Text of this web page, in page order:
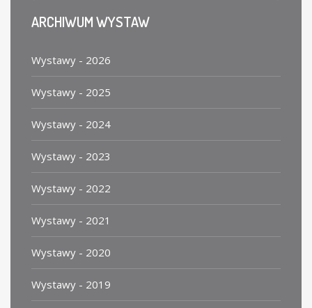
ARCHIWUMWYSTAW
Wystawy - 2026
Wystawy - 2025
Wystawy - 2024
Wystawy - 2023
Wystawy - 2022
Wystawy - 2021
Wystawy - 2020
Wystawy - 2019